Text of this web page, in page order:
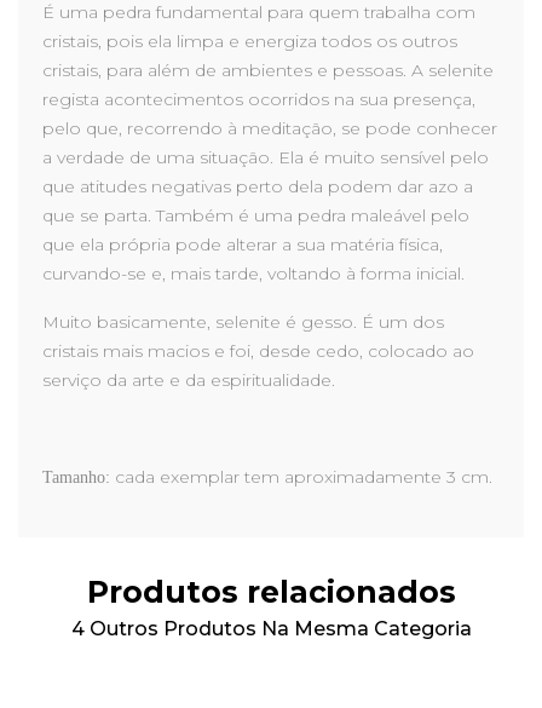
É uma pedra fundamental para quem trabalha com
cristais, pois ela limpa e energiza todos os outros
cristais, para além de ambientes e pessoas. A selenite
regista acontecimentos ocorridos na sua presença,
pelo que, recorrendo à meditação, se pode conhecer
a verdade de uma situação. Ela é muito sensível pelo
que atitudes negativas perto dela podem dar azo a
que se parta. Também é uma pedra maleável pelo
que ela própria pode alterar a sua matéria física,
curvando-se e, mais tarde, voltando à forma inicial.
Muito basicamente, selenite é gesso. É um dos
cristais mais macios e foi, desde cedo, colocado ao
serviço da arte e da espiritualidade.
Tamanho: cada exemplar tem aproximadamente 3 cm.
Produtos relacionados
4 Outros Produtos Na Mesma Categoria